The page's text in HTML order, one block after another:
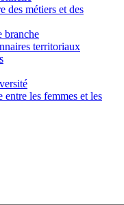
des métiers et des
branche
territoriaux
les femmes et les